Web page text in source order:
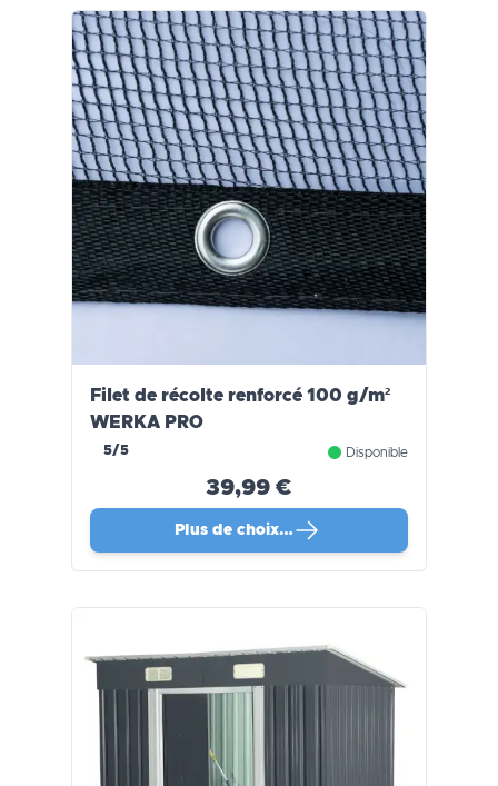
Filet de récolte renforcé 100 g/m²
WERKA PRO
5/5 Disponible
39,99 €
Plus de choix…